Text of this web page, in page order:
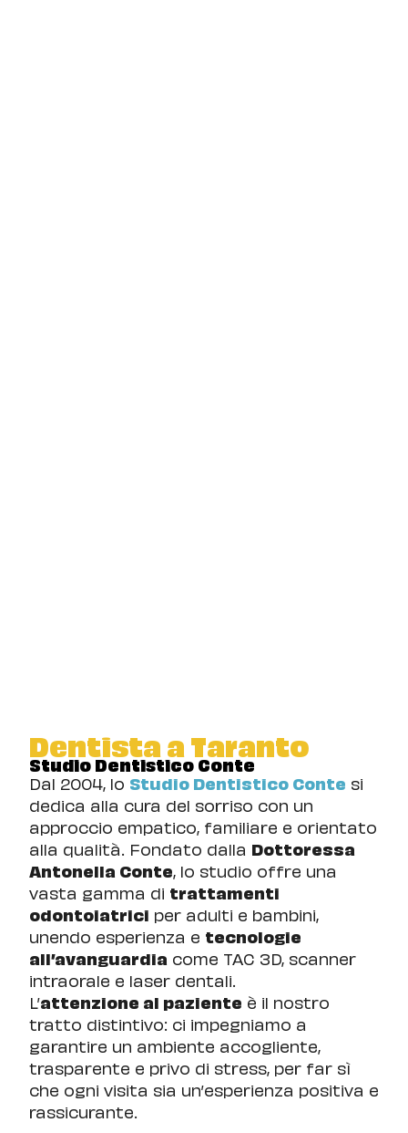
Dentista a Taranto
Studio Dentistico Conte
Dal 2004, lo Studio Dentistico Conte si
dedica alla cura del sorriso con un
approccio empatico, familiare e orientato
alla qualità. Fondato dalla Dottoressa
Antonella Conte, lo studio offre una
vasta gamma di trattamenti
odontoiatrici per adulti e bambini,
unendo esperienza e tecnologie
all’avanguardia come TAC 3D, scanner
intraorale e laser dentali.
L’attenzione al paziente è il nostro
tratto distintivo: ci impegniamo a
garantire un ambiente accogliente,
trasparente e privo di stress, per far sì
che ogni visita sia un’esperienza positiva e
rassicurante.